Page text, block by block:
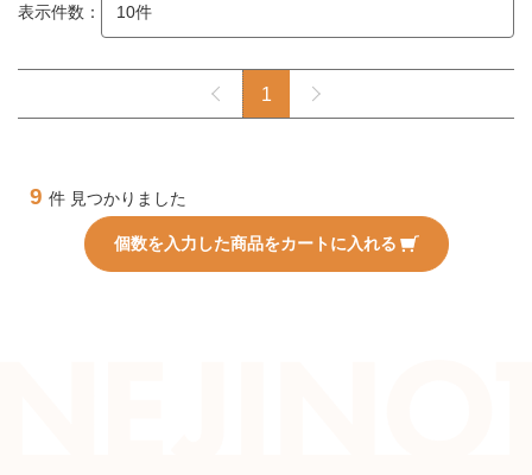
表示件数：
1
9 件 見つかりました
個数を入力した商品をカートに入れる